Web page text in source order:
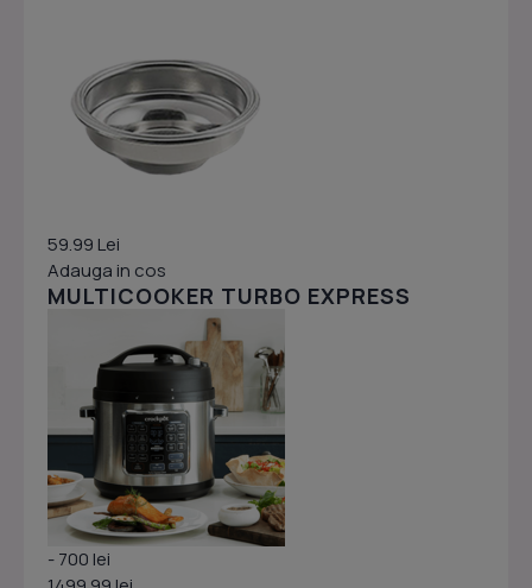
59.99 Lei
Adauga in cos
MULTICOOKER TURBO EXPRESS
- 700 lei